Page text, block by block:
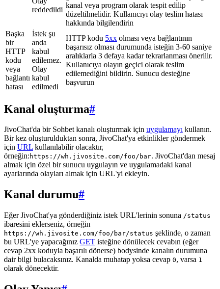
reddedildi
kanal veya program olarak tespit edilip
düzeltilmelidir. Kullanıcıyı olay teslim hatası
hakkında bilgilendirin
Başka
bir
HTTP
kodu
veya
bağlantı
hatası
İstek şu
anda
kabul
edilemez.
Olay
kabul
edilmedi
HTTP kodu 5xx olması veya bağlantının
başarısız olması durumunda isteğin 3-60 saniye
aralıklarla 3 defaya kadar tekrarlanması önerilir.
Kullanıcıya olayın geçici olarak teslim
edilemediğini bildirin. Sunucu desteğine
başvurun
Kanal oluşturma#
JivoChat'da bir Sohbet kanalı oluşturmak için uygulamayı kullanın.
Bir kez oluşturulduktan sonra, JivoChat'ya etkinlikler göndermek
için URL kullanılabilir olacaktır,
örneğin: https://wh.jivosite.com/foo/bar. JivoChat'dan mesaj
almak için özel bir sunucu uygulayın ve uygulamadaki kanal
ayarlarında olayları almak için URL'yi ekleyin.
Kanal durumu#
Eğer JivoChat'ya gönderdiğiniz istek URL'lerinin sonuna /status
ibaresini eklerseniz, örneğin
https://wh.jivosite.com/foo/bar/status şeklinde, o zaman
bu URL'ye yapacağınız GET isteğine dönülecek cevabın (eğer
cevap 2xx koduyla başarılı dönerse) bodysinde kanalın durumuna
dair bilgi bulacaksınız. Kanalda muhatap yoksa cevap 0, varsa 1
olarak dönecektir.